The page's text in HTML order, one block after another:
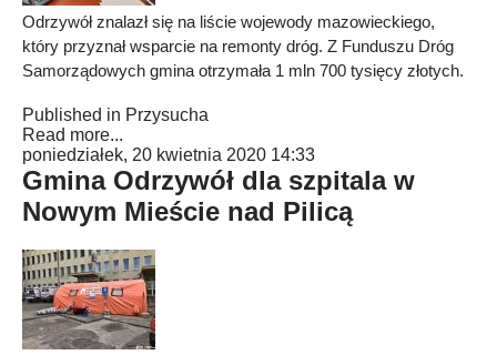
Odrzywół znalazł się na liście wojewody mazowieckiego,
który przyznał wsparcie na remonty dróg. Z Funduszu Dróg
Samorządowych gmina otrzymała 1 mln 700 tysięcy złotych.
Published in Przysucha
Read more...
poniedziałek, 20 kwietnia 2020 14:33
Gmina Odrzywół dla szpitala w
Nowym Mieście nad Pilicą